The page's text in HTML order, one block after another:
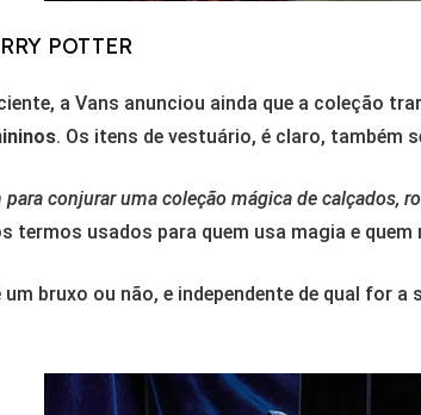
POTTER
a Vans anunciou ainda que a coleção
. Os itens de vestuário, é claro, também
para conjurar uma coleção mágica de calçados,
termos usados para quem usa magia e
um bruxo ou não, e independente de qual